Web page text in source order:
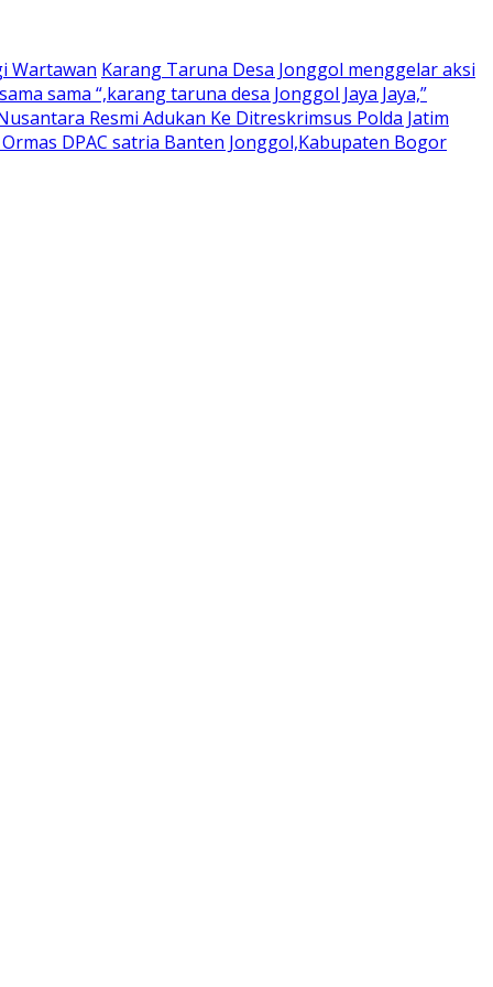
Wartawan Karang Taruna Desa Jonggol menggelar aksi
sama “,karang taruna desa Jonggol Jaya Jaya,”
Resmi Adukan Ke Ditreskrimsus Polda Jatim
DPAC satria Banten Jonggol,Kabupaten Bogor